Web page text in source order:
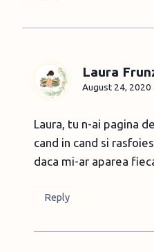
Laura
August 24, 2020
Laura, tu n-ai pagina
cand in cand si
daca mi-ar aparea
Reply